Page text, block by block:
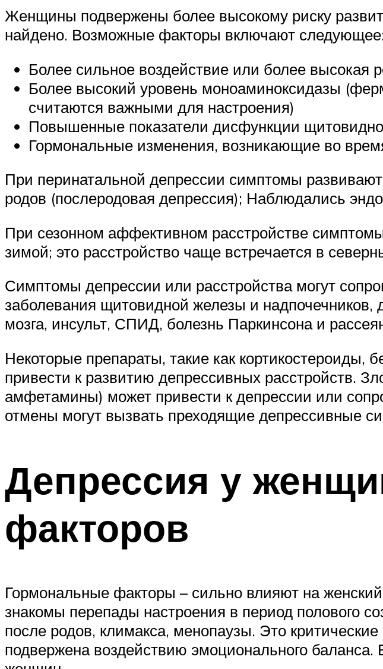
Женщины подвержены более высокому риску
найдено. Возможные факторы включают
Более сильное воздействие или более высокая
Более высокий уровень моноаминоксидазы
считаются важными для настроения)
Повышенные показатели дисфункции
Гормональные изменения, возникающие во
При перинатальной депрессии симптомы
родов (послеродовая депрессия); Наблюдались
При сезонном аффективном расстройстве
зимой; это расстройство чаще встречается в
Симптомы депрессии или расстройства могут
заболевания щитовидной железы и надпочечников,
мозга, инсульт, СПИД, болезнь Паркинсона и
Некоторые препараты, такие как кортикостероиды,
привести к развитию депрессивных расстройств.
амфетамины) может привести к депрессии или
отмены могут вызвать преходящие депрессивные
Депрессия у
факторов
Гормональные факторы – сильно влияют на
знакомы перепады настроения в период полового
после родов, климакса, менопаузы. Это
подвержена воздействию эмоционального